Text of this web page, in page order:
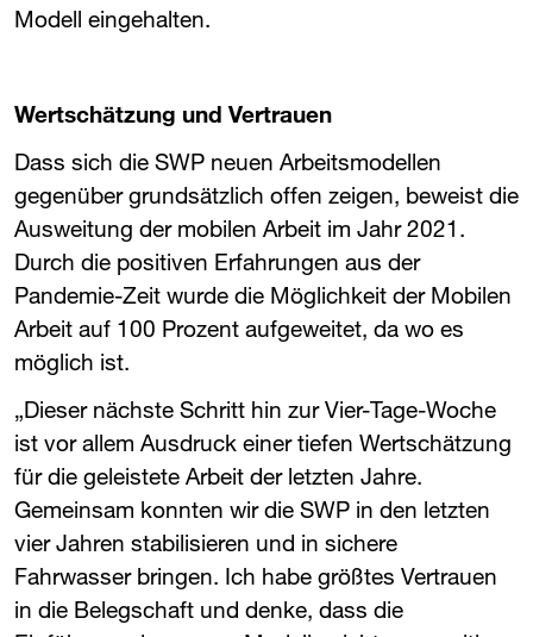
Modell eingehalten.
Wertschätzung und Vertrauen
Dass sich die ​ SWP ​ neuen Arbeitsmodellen
gegenüber grundsätzlich offen zeigen, beweist die
Ausweitung der mobilen Arbeit im Jahr 2021.
Durch die positiven Erfahrungen aus der
Pandemie-Zeit wurde die Möglichkeit der Mobilen
Arbeit auf 100 Prozent aufgeweitet, da wo es
möglich ist.
„Dieser nächste Schritt hin zur Vier-Tage-Woche
ist vor allem Ausdruck einer tiefen Wertschätzung
für die geleistete Arbeit der letzten Jahre.
Gemeinsam konnten wir die ​ SWP ​ in den letzten
vier Jahren stabilisieren und in sichere
Fahrwasser bringen. Ich habe größtes Vertrauen
in die Belegschaft und denke, dass die